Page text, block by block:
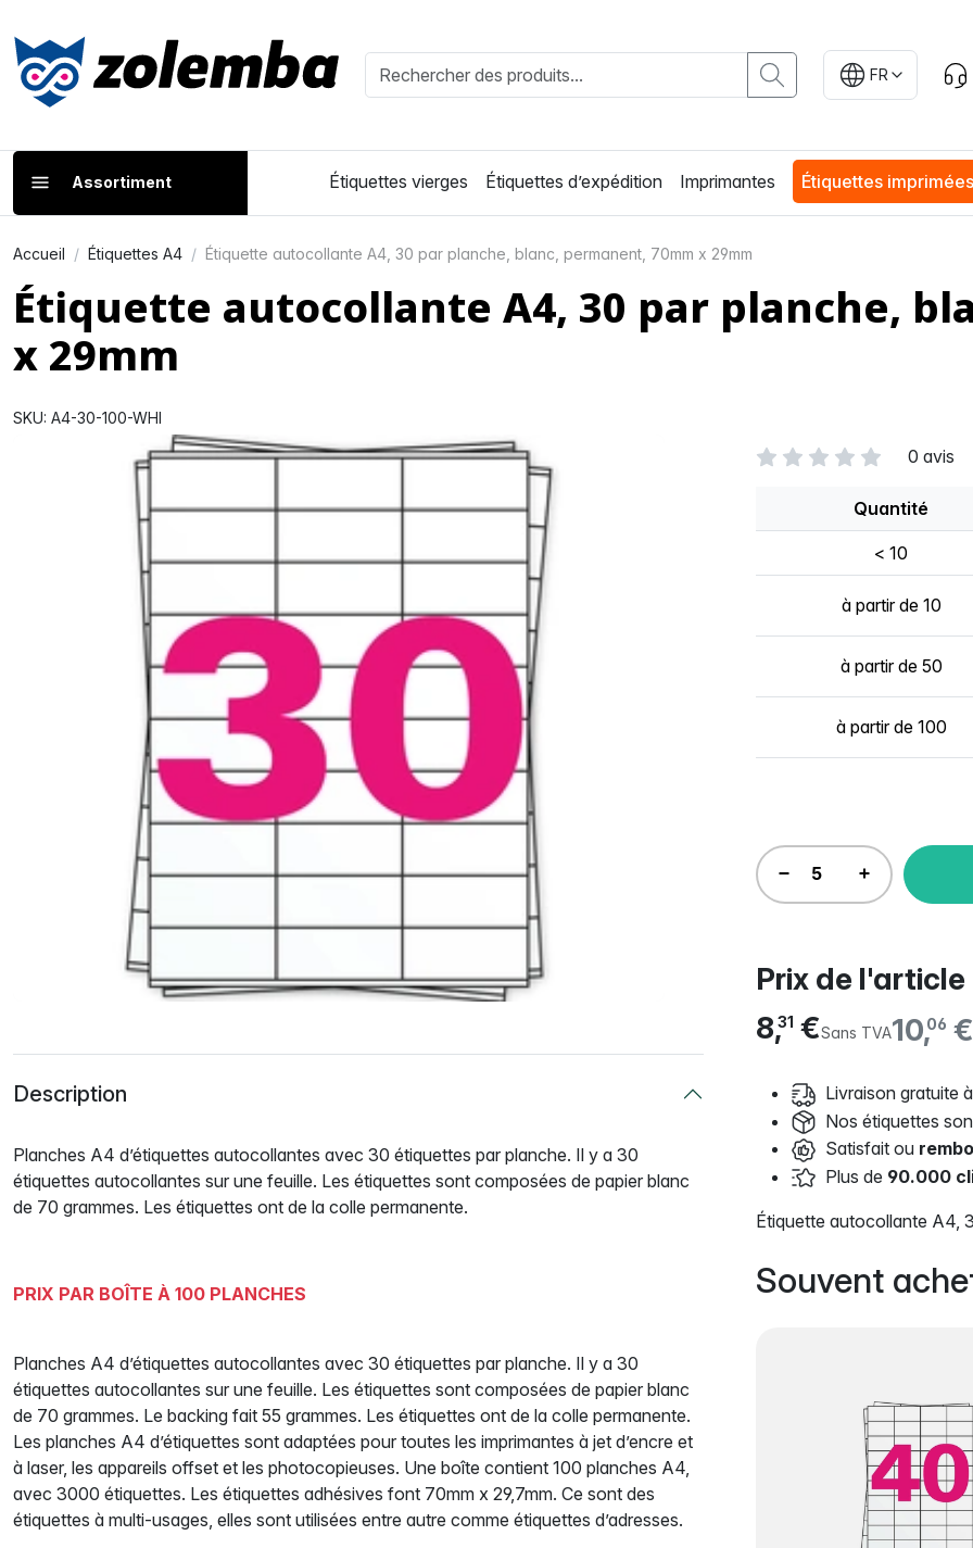
FR
Assortiment Étiquettes vierges Étiquettes d’expédition Imprimantes Étiquettes
Accueil Étiquettes A4 Étiquette autocollante A4, 30 par planche, blanc, permanent, 70mm x 29mm
Étiquette autocollante A4, 30 par planche,
x 29mm
SKU: A4-30-100-WHI
0 avis
Quantité
< 10
à partir de 10
à partir de 50
à partir de 100
Prix de l'article
10,06 €
8,31 €Sans TVA
Livraison gratuite
Nos étiquettes
Satisfait ou
Plus de 90.000
Étiquette autocollante A4,
Souvent
Description
Planches A4 d’étiquettes autocollantes avec 30 étiquettes par planche. Il y a 30
étiquettes autocollantes sur une feuille. Les étiquettes sont composées de papier blanc
de 70 grammes. Les étiquettes ont de la colle permanente.
PRIX PAR BOÎTE À 100 PLANCHES
Planches A4 d’étiquettes autocollantes avec 30 étiquettes par planche. Il y a 30
étiquettes autocollantes sur une feuille. Les étiquettes sont composées de papier blanc
de 70 grammes. Le backing fait 55 grammes. Les étiquettes ont de la colle permanente.
Les planches A4 d’étiquettes sont adaptées pour toutes les imprimantes à jet d’encre et
à laser, les appareils offset et les photocopieuses. Une boîte contient 100 planches A4,
avec 3000 étiquettes. Les étiquettes adhésives font 70mm x 29,7mm. Ce sont des
étiquettes à multi-usages, elles sont utilisées entre autre comme étiquettes d’adresses.